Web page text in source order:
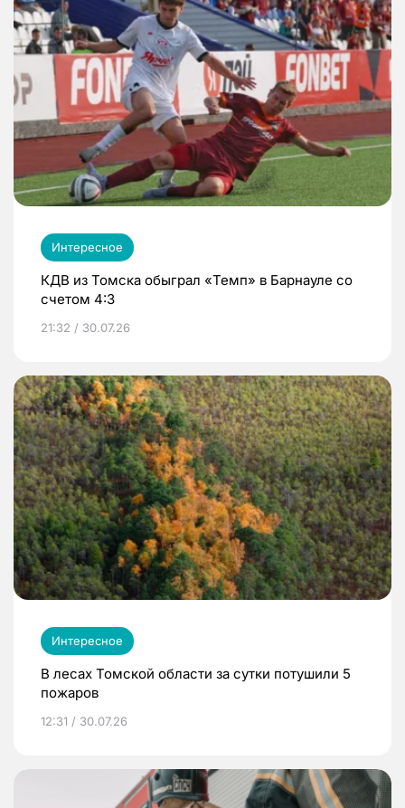
Интересное
КДВ из Томска обыграл «Темп» в Барнауле со
счетом 4:3
21:32 / 30.07.26
Интересное
В лесах Томской области за сутки потушили 5
пожаров
12:31 / 30.07.26